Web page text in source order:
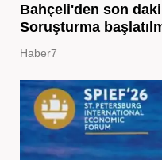
Bahçeli'den son
Soruşturma
Haber7